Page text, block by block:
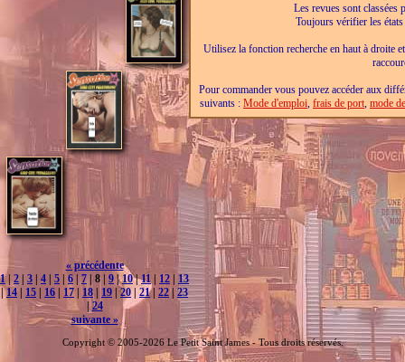
« précédente
1| 2 3 4 5 6 7 | 8 | 9|10|11| 12
13
|14 15 16 17 18 19 |20 21| 22 | 23
24
suivante »
Les revues sont classées
Toujours vérifier les
Utilisez la fonction recherche en haut à droite
Pour commander vous pouvez accéder aux
suivants : Mode d'emploi, frais de port, mode
Copyright © 2005-2026 Le Petit Saint James - Tous droits réservés.